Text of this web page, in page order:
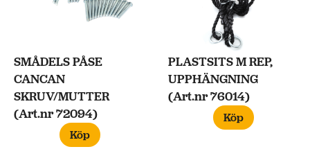
PLASTSITS M REP,
UPPHÄNGNING
(Art.nr 76014)
Köp
SMÅDELS PÅSE
CANCAN
SKRUV/MUTTER
(Art.nr 72094)
Köp